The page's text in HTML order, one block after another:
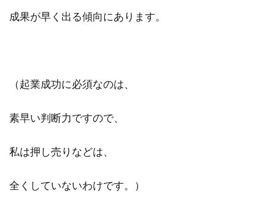
成果が早く出る傾向にあります。
（起業成功に必須なのは、
素早い判断力ですので、
私は押し売りなどは、
全くしていないわけです。）